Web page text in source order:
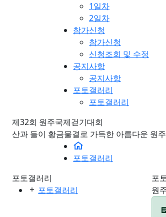
1일차
2일차
참가신청
참가신청
신청조회 및 수정
공지사항
공지사항
포토갤러리
포토갤러리
제32회 원주국제걷기대회
산과 들이 황금물결로 가득한 아름다운 원
포토갤러리
포토갤러리
포토갤러리
포
원